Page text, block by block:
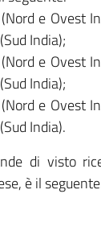
e Ovest
India);
e Ovest
India);
e Ovest
India).
di visto
è il